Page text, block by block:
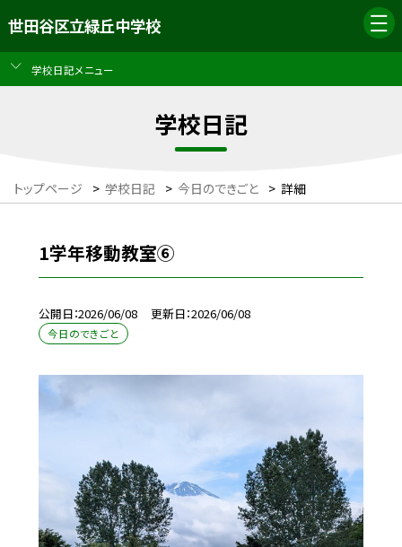
世田谷区立緑丘中学校
学校日記メニュー
学校日記
トップページ > 学校日記 > 今日のできごと > 詳細
1学年移動教室⑥
公開日 2026/06/08 更新日 2026/06/08
今日のできごと